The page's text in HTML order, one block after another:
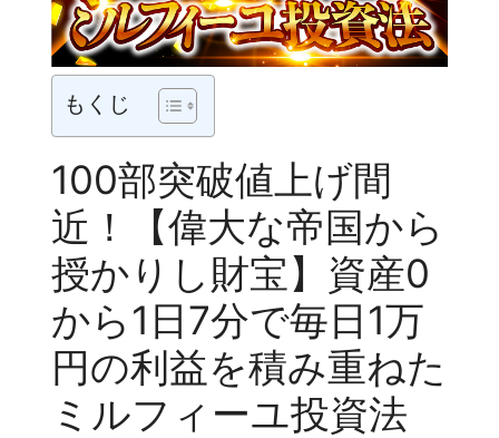
もくじ
100部突破値上げ間
近！【偉大な帝国から
授かりし財宝】資産0
から1日7分で毎日1万
円の利益を積み重ねた
ミルフィーユ投資法